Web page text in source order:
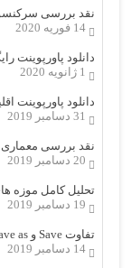
نقد بررسی
14 فوریه 2020
دانلود پاورپوینت
1 ژانویه 2020
دانلود
31 دسامبر 2019
نقد بررسی معماری
20 دسامبر 2019
تحلیل کامل موزه
19 دسامبر 2019
تفاوت Save و Save as در اتوکد-زمان autocad Save as
14 دسامبر 2019